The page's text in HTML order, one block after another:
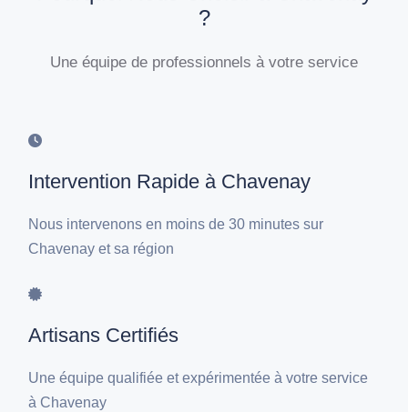
?
Une équipe de professionnels à votre service
Intervention Rapide à Chavenay
Nous intervenons en moins de 30 minutes sur
Chavenay et sa région
Artisans Certifiés
Une équipe qualifiée et expérimentée à votre service
à Chavenay